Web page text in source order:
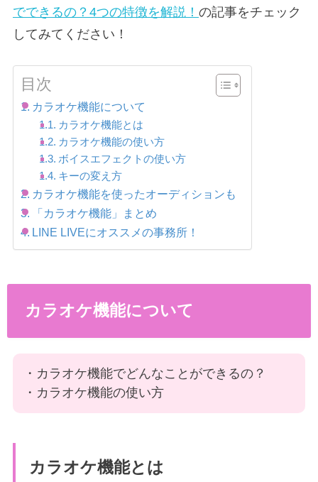
でできるの？4つの特徴を解説！ の記事をチェック
してみてください！
目次
カラオケ機能について
カラオケ機能とは
カラオケ機能の使い方
ボイスエフェクトの使い方
キーの変え方
カラオケ機能を使ったオーディションも
「カラオケ機能」まとめ
LINE LIVEにオススメの事務所！
カラオケ機能について
・カラオケ機能でどんなことができるの？
・カラオケ機能の使い方
カラオケ機能とは